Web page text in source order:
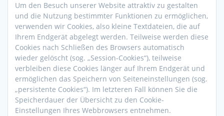
Um den Besuch unserer Website attraktiv zu gestalten
und die Nutzung bestimmter Funktionen zu ermöglichen,
verwenden wir Cookies, also kleine Textdateien, die auf
Ihrem Endgerät abgelegt werden. Teilweise werden diese
Cookies nach Schließen des Browsers automatisch
wieder gelöscht (sog. „Session-Cookies“), teilweise
verbleiben diese Cookies länger auf Ihrem Endgerät und
ermöglichen das Speichern von Seiteneinstellungen (sog.
„persistente Cookies“). Im letzteren Fall können Sie die
Speicherdauer der Übersicht zu den Cookie-
Einstellungen Ihres Webbrowsers entnehmen.